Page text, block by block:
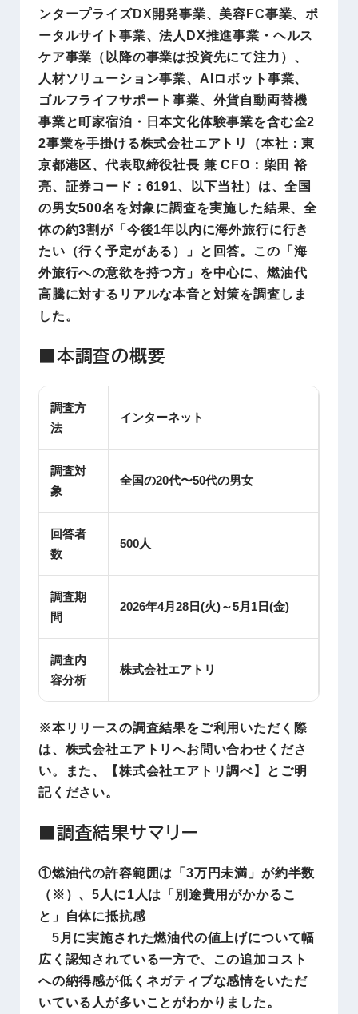
ンタープライズDX開発事業、美容FC事業、ポ
ータルサイト事業、法人DX推進事業・ヘルス
ケア事業（以降の事業は投資先にて注力）、
人材ソリューション事業、AIロボット事業、
ゴルフライフサポート事業、外貨自動両替機
事業と町家宿泊・日本文化体験事業を含む全2
2事業を手掛ける株式会社エアトリ（本社：東
京都港区、代表取締役社長 兼 CFO：柴田 裕
亮、証券コード：6191、以下当社）は、全国
の男女500名を対象に調査を実施した結果、全
体の約3割が「今後1年以内に海外旅行に行き
たい（行く予定がある）」と回答。この「海
外旅行への意欲を持つ方」を中心に、燃油代
高騰に対するリアルな本音と対策を調査しま
した。
■本調査の概要
調査方
法
インターネット
調査対
象
全国の20代〜50代の男女
回答者
数
500人
調査期
間
2026年4月28日(火)～5月1日(金)
調査内
容分析
株式会社エアトリ
※本リリースの調査結果をご利用いただく際
は、株式会社エアトリへお問い合わせくださ
い。また、【株式会社エアトリ調べ】とご明
記ください。
■調査結果サマリー
①燃油代の許容範囲は「3万円未満」が約半数
（※）、5人に1人は「別途費用がかかるこ
と」自体に抵抗感
5月に実施された燃油代の値上げについて幅
広く認知されている一方で、この追加コスト
への納得感が低くネガティブな感情をいただ
いている人が多いことがわかりました。